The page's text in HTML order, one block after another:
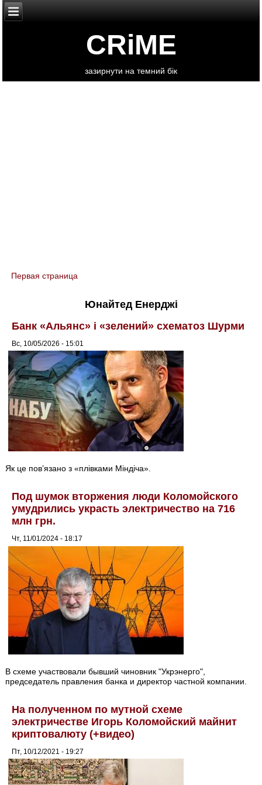
CRiME
зазирнути на темний бік
You are here
Первая страница
Юнайтед Енерджі
Банк «Альянс» і «зелений» схематоз Шурми
Вс, 10/05/2026 - 15:01
Як це пов’язано з «плівками Міндіча».
Под шумок вторжения люди Коломойского
умудрились украсть электричество на 716
млн грн.
Чт, 11/01/2024 - 18:17
В схеме участвовали бывший чиновник "Укрэнерго",
председатель правления банка и директор частной компании.
На полученном по мутной схеме
электричестве Игорь Коломойский майнит
криптовалюту (+видео)
Пт, 10/12/2021 - 19:27